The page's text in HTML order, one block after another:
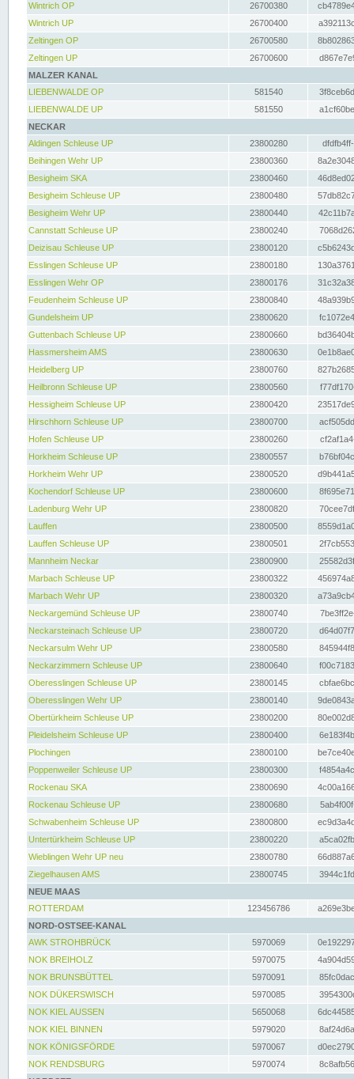
Wintrich OP
26700380
Wintrich UP
26700400
Zeltingen OP
26700580
Zeltingen UP
26700600
MALZER KANAL
LIEBENWALDE OP
581540
LIEBENWALDE UP
581550
NECKAR
Aldingen Schleuse UP
23800280
Beihingen Wehr UP
23800360
Besigheim SKA
23800460
Besigheim Schleuse UP
23800480
Besigheim Wehr UP
23800440
Cannstatt Schleuse UP
23800240
Deizisau Schleuse UP
23800120
Esslingen Schleuse UP
23800180
Esslingen Wehr OP
23800176
Feudenheim Schleuse UP
23800840
Gundelsheim UP
23800620
Guttenbach Schleuse UP
23800660
Hassmersheim AMS
23800630
Heidelberg UP
23800760
Heilbronn Schleuse UP
23800560
Hessigheim Schleuse UP
23800420
Hirschhorn Schleuse UP
23800700
Hofen Schleuse UP
23800260
Horkheim Schleuse UP
23800557
Horkheim Wehr UP
23800520
Kochendorf Schleuse UP
23800600
Ladenburg Wehr UP
23800820
Lauffen
23800500
Lauffen Schleuse UP
23800501
Mannheim Neckar
23800900
Marbach Schleuse UP
23800322
Marbach Wehr UP
23800320
Neckargemünd Schleuse UP
23800740
Neckarsteinach Schleuse UP
23800720
Neckarsulm Wehr UP
23800580
Neckarzimmern Schleuse UP
23800640
Oberesslingen Schleuse UP
23800145
Oberesslingen Wehr UP
23800140
Obertürkheim Schleuse UP
23800200
Pleidelsheim Schleuse UP
23800400
Plochingen
23800100
Poppenweiler Schleuse UP
23800300
Rockenau SKA
23800690
Rockenau Schleuse UP
23800680
Schwabenheim Schleuse UP
23800800
Untertürkheim Schleuse UP
23800220
Wieblingen Wehr UP neu
23800780
Ziegelhausen AMS
23800745
NEUE MAAS
ROTTERDAM
123456786
NORD-OSTSEE-KANAL
AWK STROHBRÜCK
5970069
NOK BREIHOLZ
5970075
NOK BRUNSBÜTTEL
5970091
NOK DÜKERSWISCH
5970085
NOK KIEL AUSSEN
5650068
NOK KIEL BINNEN
5979020
NOK KÖNIGSFÖRDE
5970067
NOK RENDSBURG
5970074